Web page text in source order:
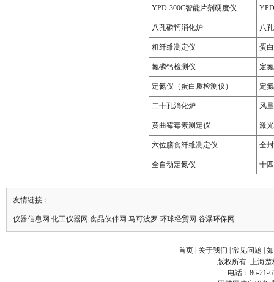
友情链接：
仪器信息网 化工仪器网 食品伙伴网 马可波罗 环球经贸网 谷瀑环保网
首页 | 关于我们 | 常见问题 |
版权所有 上海
电话：86-21-